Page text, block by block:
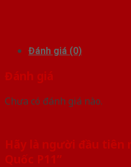
Đánh giá (0)
Đánh giá
Chưa có đánh giá nào.
Hãy là người đầu tiên
Quốc P11”